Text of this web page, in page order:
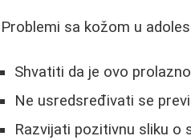
Problemi sa kožom u
Shvatiti da je ovo
Ne usredsređivati se
Razvijati pozitivnu sliku o